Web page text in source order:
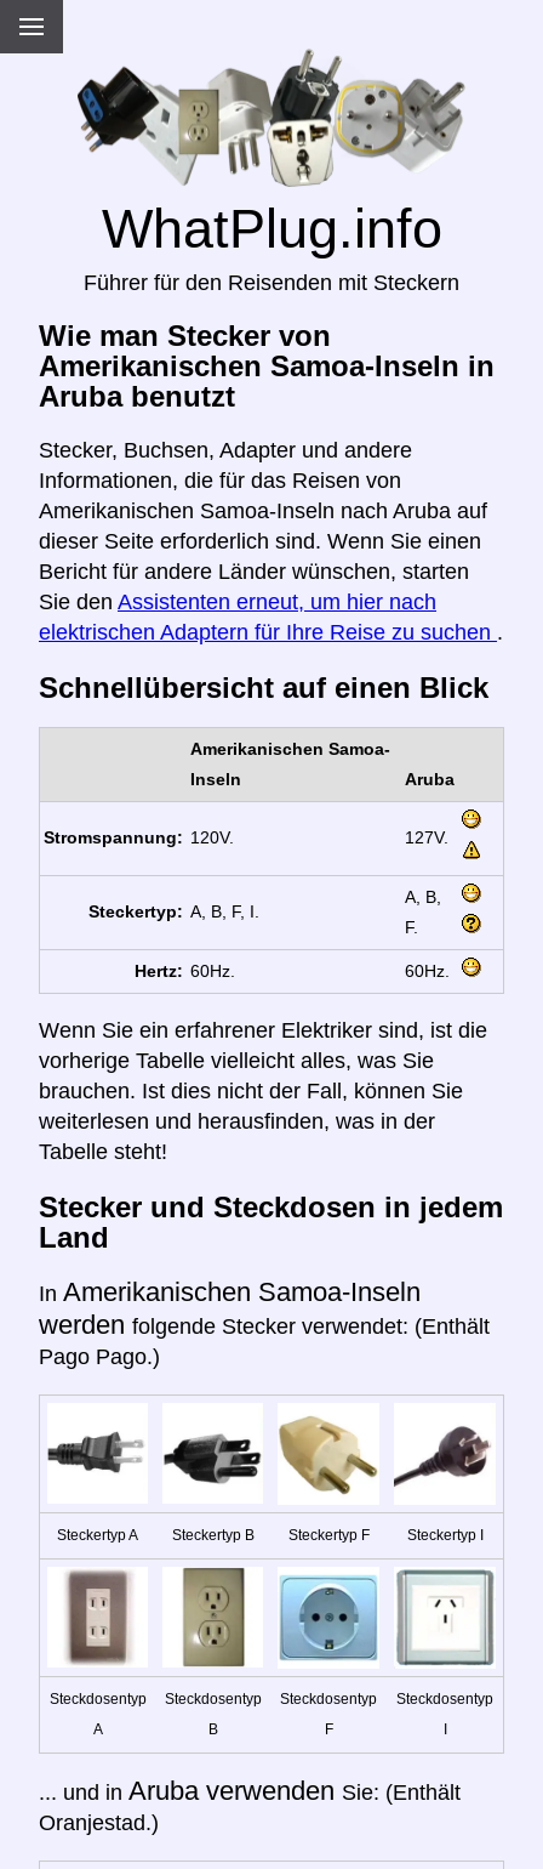
WhatPlug.info
Führer für den Reisenden mit Steckern
Wie man Stecker von
Amerikanischen Samoa-Inseln in
Aruba benutzt
Stecker, Buchsen, Adapter und andere
Informationen, die für das Reisen von
Amerikanischen Samoa-Inseln nach Aruba auf
dieser Seite erforderlich sind. Wenn Sie einen
Bericht für andere Länder wünschen, starten
Sie den Assistenten erneut, um hier nach
elektrischen Adaptern für Ihre Reise zu suchen .
Schnellübersicht auf einen Blick
Amerikanischen Samoa-
Inseln
Aruba
Stromspannung: 120V. 127V.
Steckertyp: A, B, F, I.
A, B,
F.
Hertz: 60Hz. 60Hz.
Wenn Sie ein erfahrener Elektriker sind, ist die
vorherige Tabelle vielleicht alles, was Sie
brauchen. Ist dies nicht der Fall, können Sie
weiterlesen und herausfinden, was in der
Tabelle steht!
Stecker und Steckdosen in jedem
Land
In Amerikanischen Samoa-Inseln
werden folgende Stecker verwendet: (Enthält
Pago Pago.)
Steckertyp A Steckertyp B Steckertyp F Steckertyp I
Steckdosentyp
A
Steckdosentyp
B
Steckdosentyp
F
Steckdosentyp
I
... und in Aruba verwenden Sie: (Enthält
Oranjestad.)